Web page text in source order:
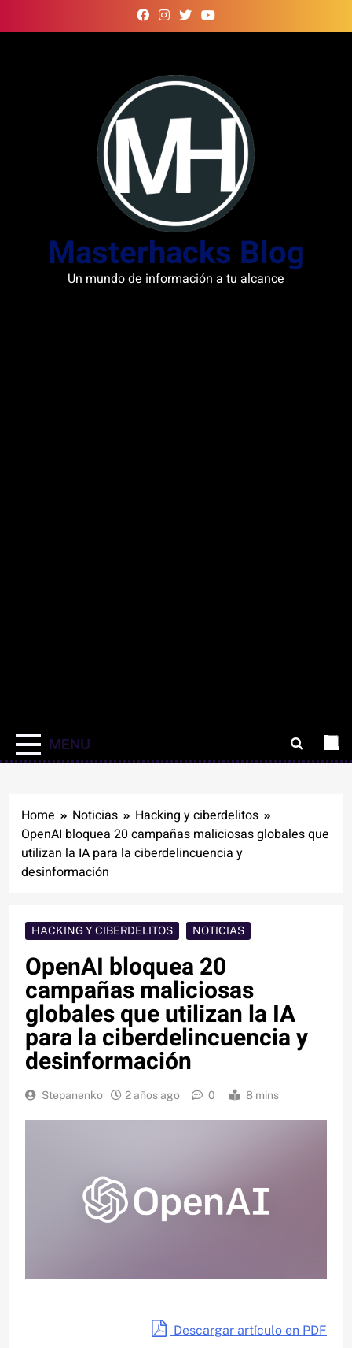
to
Masterhacks Blog
Un mundo de información a tu alcance
MENU
Home Noticias
Hacking y ciberdelitos
OpenAI bloquea 20 campañas maliciosas globales que
utilizan la IA para la ciberdelincuencia y
desinformación
HACKING Y CIBERDELITOS NOTICIAS
OpenAI bloquea 20
campañas maliciosas
globales que utilizan la IA
para la ciberdelincuencia y
desinformación
Stepanenko 2 años ago 0 8 mins
Descargar artículo en PDF